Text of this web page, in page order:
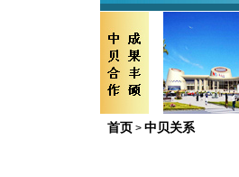
首页 > 中贝关系